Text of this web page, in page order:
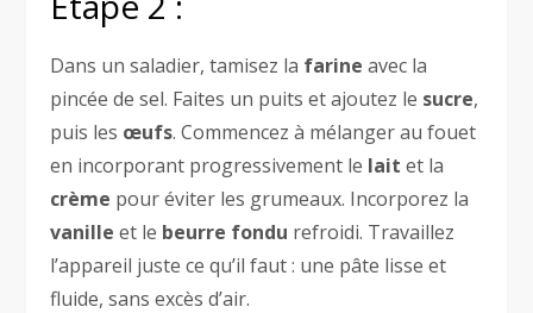
Dans un saladier, tamisez la farine avec la
pincée de sel. Faites un puits et ajoutez le sucre,
puis les œufs. Commencez à mélanger au fouet
en incorporant progressivement le lait et la
crème pour éviter les grumeaux. Incorporez la
vanille et le beurre fondu refroidi. Travaillez
l’appareil juste ce qu’il faut : une pâte lisse et
fluide, sans excès d’air.